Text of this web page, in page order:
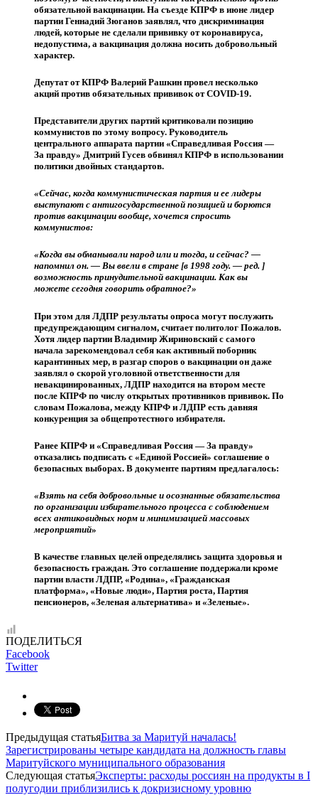
обязательной вакцинации. На съезде КПРФ в июне лидер
партии Геннадий Зюганов заявлял, что дискриминация
людей, которые не сделали прививку от коронавируса,
недопустима, а вакцинация должна носить добровольный
характер.
Депутат от КПРФ Валерий Рашкин провел несколько
акций против обязательных прививок от COVID-19.
Представители других партий критиковали позицию
коммунистов по этому вопросу. Руководитель
центрального аппаратa партии «Справедливая Россия —
За правду» Дмитрий Гусев обвинял КПРФ в использовании
политики двойных стандартов.
«Сейчас, когда коммунистическая партия и ее лидеры
выступают с антигосударственной позицией и борются
против вакцинации вообще, хочется спросить
коммунистов:
«Когда вы обманывали народ или и тогда, и сейчас? —
напомнил он. — Вы ввели в стране [в 1998 году. — ред. ]
возможность принудительной вакцинации. Как вы
можете сегодня говорить обратное?»
При этом для ЛДПР результаты опроса могут послужить
предупреждающим сигналом, считает политолог Пожалов.
Хотя лидер партии Владимир Жириновский с самого
начала зарекомендовал себя как активный поборник
карантинных мер, в разгар споров о вакцинации он даже
заявлял о скорой уголовной ответственности для
невакцинированных, ЛДПР находится на втором месте
после КПРФ по числу открытых противников прививок. По
словам Пожалова, между КПРФ и ЛДПР есть давняя
конкуренция за общепротестного избирателя.
Ранее КПРФ и «Справедливая Россия — За правду»
отказались подписать с «Единой Россией» соглашение о
безопасных выборах. В документе партиям предлагалось:
«Взять на себя добровольные и осознанные обязательства
по организации избирательного процесса с соблюдением
всех антиковидных норм и минимизацией массовых
мероприятий»
В качестве главных целей определялись защита здоровья и
безопасность граждан. Это соглашение поддержали кроме
партии власти ЛДПР, «Родина», «Гражданская
платформа», «Новые люди», Партия роста, Партия
пенсионеров, «Зеленая альтернатива» и «Зеленые».
ПОДЕЛИТЬСЯ
Facebook
Twitter
Предыдущая статьяБитва за Маритуй началась!
Зарегистрированы четыре кандидата на должность главы
Маритуйского муниципального образования
Следующая статьяЭксперты: расходы россиян на продукты в I
полугодии приблизились к докризисному уровню